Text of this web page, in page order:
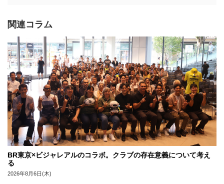
関連コラム
BR東京×ビジャレアルのコラボ。クラブの存在意義について考え
る
2026年8月6日(木)